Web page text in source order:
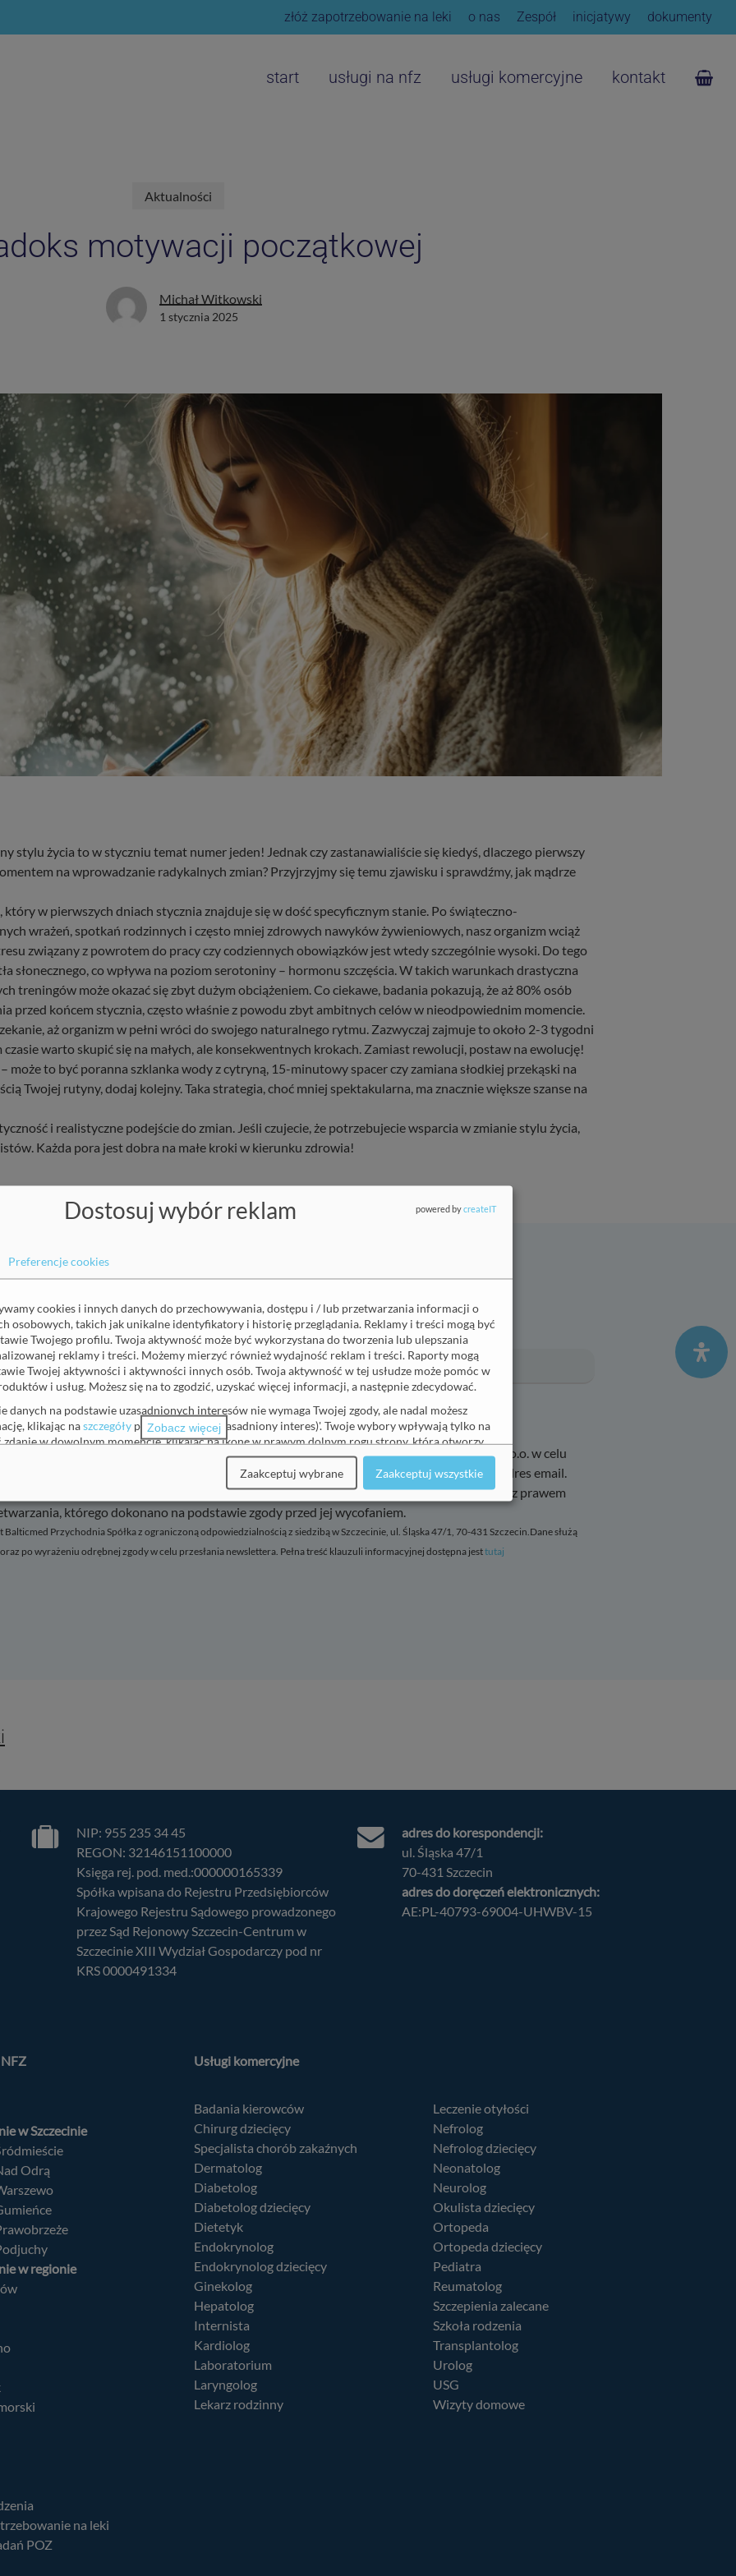
złóż zapotrzebowanie na leki o nas Zespół inicjatywy dokumenty
start usługi na nfz usługi komercyjne kontakt
Aktualności
motywacji początkowej
Michał Witkowski
1 stycznia 2025
stylu życia to w styczniu temat numer jeden! Jednak czy zastanawialiście się kiedyś, dlaczego pierwszy
na wprowadzanie radykalnych zmian? Przyjrzyjmy się temu zjawisku i sprawdźmy, jak mądrze
który w pierwszych dniach stycznia znajduje się w dość specyficznym stanie. Po świąteczno-
wrażeń, spotkań rodzinnych i często mniej zdrowych nawyków żywieniowych, nasz organizm wciąż
związany z powrotem do pracy czy codziennych obowiązków jest wtedy szczególnie wysoki. Do tego
słonecznego, co wpływa na poziom serotoniny – hormonu szczęścia. W takich warunkach drastyczna
treningów może okazać się zbyt dużym obciążeniem. Co ciekawe, badania pokazują, że aż 80% osób
przed końcem stycznia, często właśnie z powodu zbyt ambitnych celów w nieodpowiednim momencie.
aż organizm w pełni wróci do swojego naturalnego rytmu. Zazwyczaj zajmuje to około 2-3 tygodni
warto skupić się na małych, ale konsekwentnych krokach. Zamiast rewolucji, postaw na ewolucję!
może to być poranna szklanka wody z cytryną, 15-minutowy spacer czy zamiana słodkiej przekąski na
Twojej rutyny, dodaj kolejny. Taka strategia, choć mniej spektakularna, ma znacznie większe szanse na
i realistyczne podejście do zmian. Jeśli czujecie, że potrzebujecie wsparcia w zmianie stylu życia,
Każda pora jest dobra na małe kroki w kierunku zdrowia!
się do naszego newslettera
Nazwisko(wymagane) Email(wymagane)
Zgoda na otrzymywanie informacji marketingowych(wymagane)
moich danych osobowych: adres email, imię i nazwisko przez Balticmed Przychodnia Sp. z o.o. w celu
z informacjami o usługach zdrowotnych, nowościach i wydarzeniach na podany adres email.
prawo w dowolnym momencie wycofać zgodę. Wycofanie zgody nie wpływa na zgodność z prawem
którego dokonano na podstawie zgody przed jej wycofaniem.
po wyrażeniu odrębnej zgody w celu przesłania newslettera. Pełna treść klauzuli informacyjnej dostępna jesttutaj
NIP: 955 235 34 45
REGON: 32146151100000
Księga rej. pod. med.:000000165339
Spółka wpisana do Rejestru Przedsiębiorców
Krajowego Rejestru Sądowego prowadzonego
przez Sąd Rejonowy Szczecin-Centrum w
Szczecinie XIII Wydział Gospodarczy pod nr
KRS 0000491334
adres do korespondencji:
ul. Śląska 47/1
70-431 Szczecin
adres do doręczeń elektronicznych:
AE:PL-40793-69004-UHWBV-15
NFZ
w Szczecinie
Odrą
w regionie
na leki
POZ
Usługi komercyjne
Badania kierowców
Chirurg dziecięcy
Specjalista chorób zakaźnych
Dermatolog
Diabetolog
Diabetolog dziecięcy
Dietetyk
Endokrynolog
Endokrynolog dziecięcy
Ginekolog
Hepatolog
Internista
Kardiolog
Laboratorium
Laryngolog
Lekarz rodzinny
Leczenie otyłości
Nefrolog
Nefrolog dziecięcy
Neonatolog
Neurolog
Okulista dziecięcy
Ortopeda
Ortopeda dziecięcy
Pediatra
Reumatolog
Szczepienia zalecane
Szkoła rodzenia
Transplantolog
Urolog
USG
Wizyty domowe
Dostosuj wybór reklam
Preferencje cookies
cookies i innych danych do przechowywania, dostępu i / lub przetwarzania informacji o
osobowych, takich jak unikalne identyfikatory i historię przeglądania. Reklamy i treści mogą być
Twojego profilu. Twoja aktywność może być wykorzystana do tworzenia lub ulepszania
reklamy i treści. Możemy mierzyć również wydajność reklam i treści. Raporty mogą
Twojej aktywności i aktywności innych osób. Twoja aktywność w tej usłudze może pomóc w
i usług. Możesz się na to zgodzić, uzyskać więcej informacji, a następnie zdecydować.
danych na podstawie uzasadnionych interesów nie wymaga Twojej zgody, ale nadal możesz
klikając naszczegóły pod 'Partnerzy (uzasadniony interes)'. Twoje wybory wpływają tylko na
zdanie w dowolnym momencie, klikając na ikonę w prawym dolnym rogu strony, która otworzy
prosimy o zapoznanie się z naszą
polityka prywatności.
Szczegóły
interes)
usługi
Zobacz więcej
Zaakceptuj wybrane Zaakceptuj wszystkie
powered bycreateIT